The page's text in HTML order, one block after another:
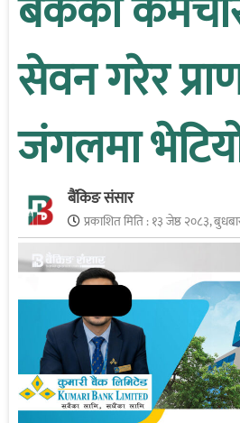
सेवन गरेर
जंगलमा
बैंकिङ संसार
प्रकाशित मिति :१३ जेष्ठ २०८३,